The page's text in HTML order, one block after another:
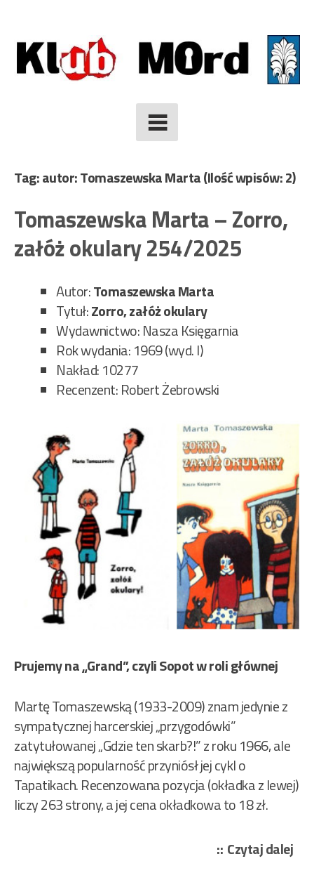
to
content
Tag: autor: Tomaszewska Marta(Ilość wpisów: 2)
Tomaszewska Marta – Zorro,
załóż okulary 254/2025
Autor:Tomaszewska Marta
Tytuł:Zorro, załóż okulary
Wydawnictwo: Nasza Księgarnia
Rok wydania: 1969 (wyd. I)
Nakład: 10277
Recenzent: Robert Żebrowski
Prujemy na „Grand”, czyli Sopot w roli głównej
Martę Tomaszewską (1933-2009) znam jedynie z
sympatycznej harcerskiej „przygodówki”
zatytułowanej „Gdzie ten skarb?!” z roku 1966, ale
największą popularność przyniósł jej cykl o
Tapatikach. Recenzowana pozycja (okładka z lewej)
liczy 263 strony, a jej cena okładkowa to 18 zł.
Czytaj dalej